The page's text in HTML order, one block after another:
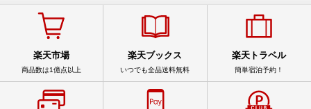
楽天市場
商品数は1億点以上
楽天ブックス
いつでも全品送料無料
楽天トラベル
簡単宿泊予約！